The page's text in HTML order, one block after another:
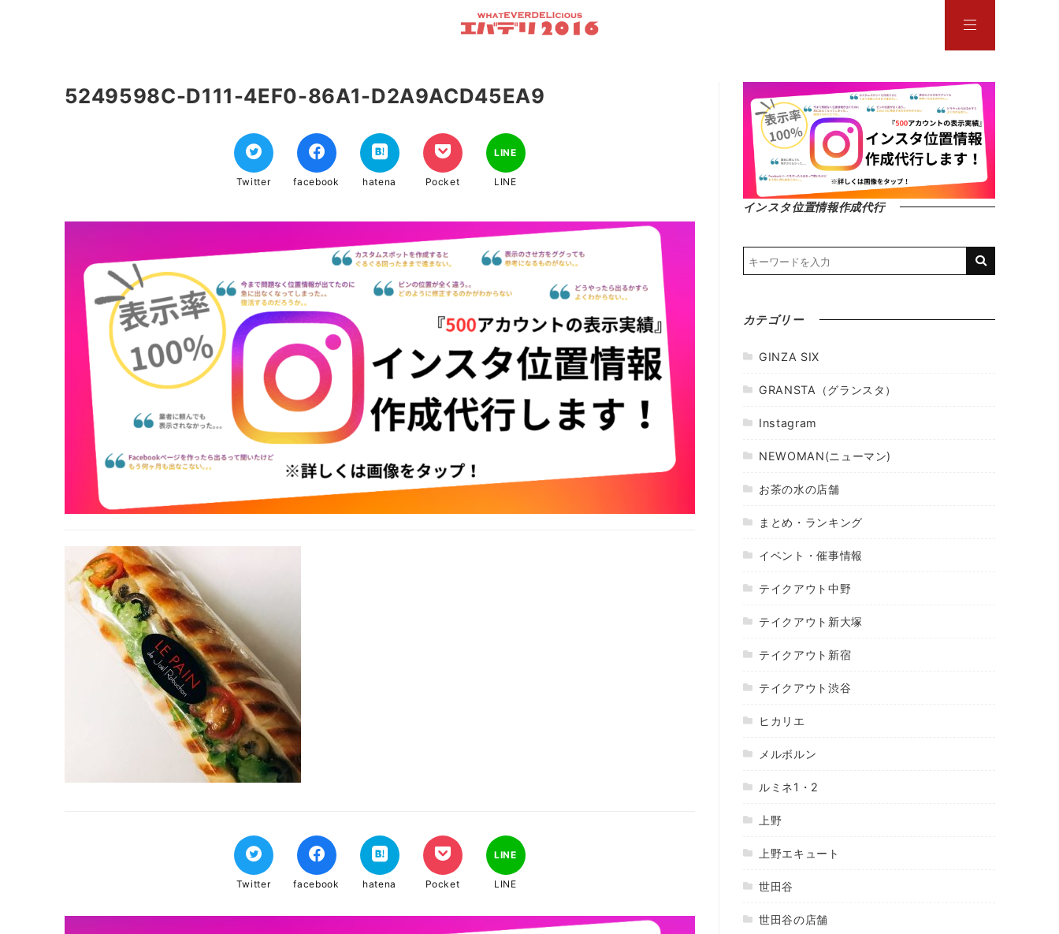
5249598C-D111-4EF0-86A1-D2A9ACD45EA9
Twitter facebook hatena Pocket
LINE
LINE
Twitter facebook hatena Pocket
LINE
LINE
インスタ位置情報作成代行
カテゴリー
GINZA SIX
GRANSTA（グランスタ）
Instagram
NEWOMAN(ニューマン)
お茶の水の店舗
まとめ・ランキング
イベント・催事情報
テイクアウト中野
テイクアウト新大塚
テイクアウト新宿
テイクアウト渋谷
ヒカリエ
メルボルン
ルミネ1・2
上野
上野エキュート
世田谷
世田谷の店舗